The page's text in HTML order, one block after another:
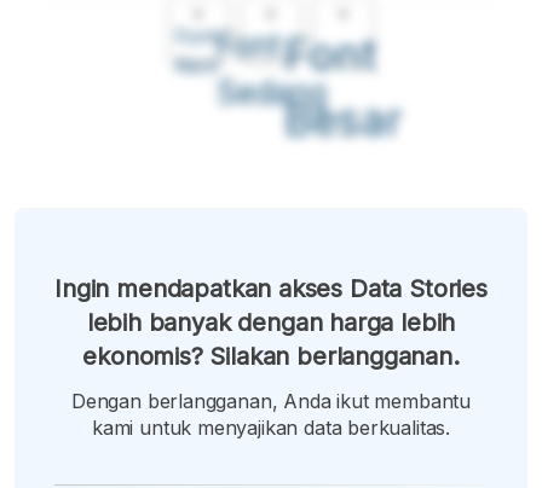
Font
Kecil
Font
Sedang
Font
Besar
Ingin mendapatkan akses Data Stories
lebih banyak dengan harga lebih
ekonomis? Silakan berlangganan.
Dengan berlangganan, Anda ikut membantu
kami untuk menyajikan data berkualitas.